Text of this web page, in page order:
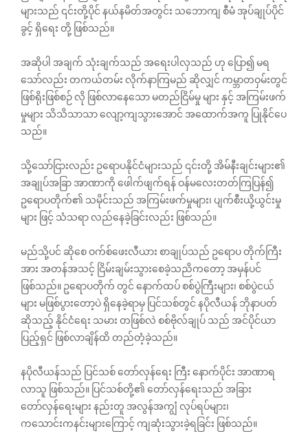
များသည် ၎င်းတို့ပိုင် နယ်နမိတ်အတွင်း သဘောကျ စီမံ အုပ်ချုပ်ပိုင်
ခွင့် ရှိရေး တို့ ဖြစ်သည်။
အဆိုပါ အချက် သုံးချက်သည် အရေးပါလှသည် ဟု ပြော၍ မရ
သော်လည်း တကယ်တမ်း လိုက်နာကြမည် ဆိုလျှင် ကမ္ဘာတဝှမ်းတွင်
ဖြစ်ရိုးဖြစ်စဉ် လို ဖြစ်လာနေသော မတည်ငြိမ်မှု များ နှင့် အကြမ်းဖက်
မှုများ သိသိသာသာ လျော့ကျသွားအောင် အထောက်အကူ ပြုနိုင်ပေ
သည်။
သို့သော်ငြားလည်း ဥရောပနိုင်ငံများသည် ၎င်းတို့ အိမ်နီးချင်းများ၏
အချုပ်အခြာ အာဏာကို ဖေါက်ဖျက်ရန် ဝန်မလေးတတ်ကြပြန်၍
ဥရောပတိုက်၏ သမိုင်းသည် အကြမ်းဖက်မှုများ၊ ပျက်စီးယို့ယွင်းမှု
များ ဖြင့် သံသရာ လည်နေခဲ့ခြင်းလည်း ဖြစ်သည်။
မည်သို့ပင် ဆိုစေ ဝက်စ်ဖေးလီယား စာချုပ်သည် ဥရောပ တိုက်ကြီး
အား အတန်အသင့် ငြိမ်းချမ်းသွားစေခဲ့သညိကတော့ အမှန်ပင်
ဖြစ်သည်။ ဥရောပတိုက် တွင် နောက်ထပ် စစ်ပွဲကြီးများ၊ စစ်ပွဲငယ်
များ မဖြစ်ပွားတော့ပဲ ရှိနေခဲ့ရာမှ ပြင်သစ်တွင် နပိုလီယန် ဘိုနာပတ်
ဆိုသည့် နိုင်ငံရေး သမား တဖြစ်လဲ စစ်ဗိုလ်ချုပ် သည် အင်ပိုင်ယာ
ပြည့်ရှင် ဖြစ်လာချိန်ထိ တည်တံ့ခဲ့သည်။
နပိုလီယန်သည် ပြင်သစ် တော်လှန်ရေး ကြီး နောက်ပိုင်း အာဏာရ
လာသူ ဖြစ်သည်။ ပြင်သစ်တို့၏ တော်လှန်ရေးသည် အခြား
တော်လှန်ရေးများ နည်းတူ အလွန်အကျွံ လုပ်ရပ်များ၊
ကသောင်းကနင်းများကြောင့် ကျဆုံးသွားခဲ့ရခြင်း ဖြစ်သည်။